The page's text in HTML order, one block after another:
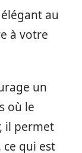
au
à votre
un
où le
il permet
qui est